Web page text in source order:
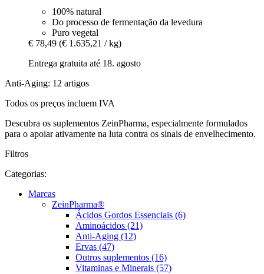
100% natural
Do processo de fermentação da levedura
Puro vegetal
€ 78,49 (€ 1.635,21 / kg)
Entrega gratuita até 18. agosto
Anti-Aging: 12 artigos
Todos os preços incluem IVA
Descubra os suplementos ZeinPharma, especialmente formulados
para o apoiar ativamente na luta contra os sinais de envelhecimento.
Filtros
Categorias:
Marcas
ZeinPharma®
Ácidos Gordos Essenciais (6)
Aminoácidos (21)
Anti-Aging (12)
Ervas (47)
Outros suplementos (16)
Vitaminas e Minerais (57)